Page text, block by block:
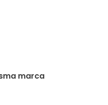
marca